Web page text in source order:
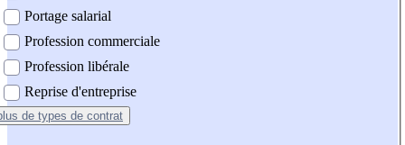
Portage salarial
Profession commerciale
Profession libérale
Reprise d'entreprise
de types de contrat